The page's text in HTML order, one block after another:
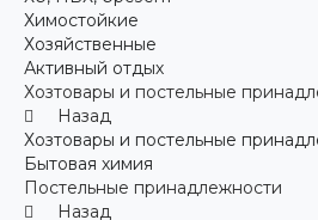
Химостойкие
Хозяйственные
Активный отдых
Хозтовары и постельные
Назад
Хозтовары и постельные
Бытовая химия
Постельные принадлежности
Назад